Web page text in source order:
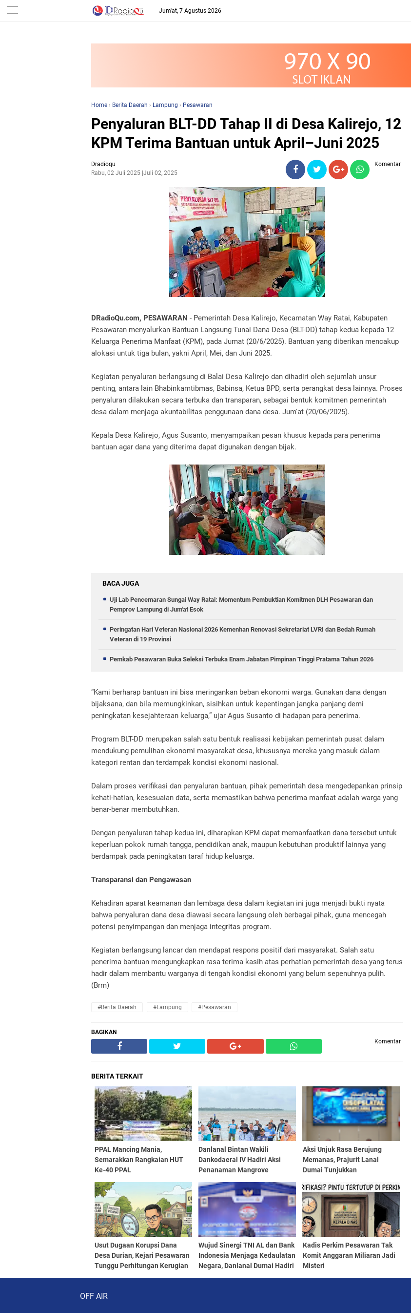
-->
Jum'at, 7 Agustus 2026
Home › Berita Daerah › Lampung › Pesawaran
Penyaluran BLT-DD Tahap II di Desa Kalirejo, 12
KPM Terima Bantuan untuk April–Juni 2025
Dradioqu
Rabu, 02 Juli 2025 Juli 02, 2025
Komentar
DRadioQu.com, PESAWARAN - Pemerintah Desa Kalirejo, Kecamatan Way Ratai, Kabupaten
Pesawaran menyalurkan Bantuan Langsung Tunai Dana Desa (BLT-DD) tahap kedua kepada 12
Keluarga Penerima Manfaat (KPM), pada Jumat (20/6/2025). Bantuan yang diberikan mencakup
alokasi untuk tiga bulan, yakni April, Mei, dan Juni 2025.
Kegiatan penyaluran berlangsung di Balai Desa Kalirejo dan dihadiri oleh sejumlah unsur
penting, antara lain Bhabinkamtibmas, Babinsa, Ketua BPD, serta perangkat desa lainnya. Proses
penyaluran dilakukan secara terbuka dan transparan, sebagai bentuk komitmen pemerintah
desa dalam menjaga akuntabilitas penggunaan dana desa. Jum'at (20/06/2025).
Kepala Desa Kalirejo, Agus Susanto, menyampaikan pesan khusus kepada para penerima
bantuan agar dana yang diterima dapat digunakan dengan bijak.
BACA JUGA
Uji Lab Pencemaran Sungai Way Ratai: Momentum Pembuktian Komitmen DLH Pesawaran dan
Pemprov Lampung di Jum'at Esok
Peringatan Hari Veteran Nasional 2026 Kemenhan Renovasi Sekretariat LVRI dan Bedah Rumah
Veteran di 19 Provinsi
Pemkab Pesawaran Buka Seleksi Terbuka Enam Jabatan Pimpinan Tinggi Pratama Tahun 2026
“Kami berharap bantuan ini bisa meringankan beban ekonomi warga. Gunakan dana dengan
bijaksana, dan bila memungkinkan, sisihkan untuk kepentingan jangka panjang demi
peningkatan kesejahteraan keluarga,” ujar Agus Susanto di hadapan para penerima.
Program BLT-DD merupakan salah satu bentuk realisasi kebijakan pemerintah pusat dalam
mendukung pemulihan ekonomi masyarakat desa, khususnya mereka yang masuk dalam
kategori rentan dan terdampak kondisi ekonomi nasional.
Dalam proses verifikasi dan penyaluran bantuan, pihak pemerintah desa mengedepankan prinsip
kehati-hatian, kesesuaian data, serta memastikan bahwa penerima manfaat adalah warga yang
benar-benar membutuhkan.
Dengan penyaluran tahap kedua ini, diharapkan KPM dapat memanfaatkan dana tersebut untuk
keperluan pokok rumah tangga, pendidikan anak, maupun kebutuhan produktif lainnya yang
berdampak pada peningkatan taraf hidup keluarga.
Transparansi dan Pengawasan
Kehadiran aparat keamanan dan lembaga desa dalam kegiatan ini juga menjadi bukti nyata
bahwa penyaluran dana desa diawasi secara langsung oleh berbagai pihak, guna mencegah
potensi penyimpangan dan menjaga integritas program.
Kegiatan berlangsung lancar dan mendapat respons positif dari masyarakat. Salah satu
penerima bantuan mengungkapkan rasa terima kasih atas perhatian pemerintah desa yang terus
hadir dalam membantu warganya di tengah kondisi ekonomi yang belum sepenuhnya pulih.
(Brm)
#Berita Daerah #Lampung #Pesawaran
BAGIKAN
Komentar
BERITA TERKAIT
PPAL Mancing Mania,
Semarakkan Rangkaian HUT
Ke-40 PPAL
Danlanal Bintan Wakili
Dankodaeral IV Hadiri Aksi
Penanaman Mangrove
Sedunia 2026
Aksi Unjuk Rasa Berujung
Memanas, Prajurit Lanal
Dumai Tunjukkan
Mengendalikan Aksi Massa
Usut Dugaan Korupsi Dana
Desa Durian, Kejari Pesawaran
Tunggu Perhitungan Kerugian
Wujud Sinergi TNI AL dan Bank
Indonesia Menjaga Kedaulatan
Negara, Danlanal Dumai Hadiri
Kadis Perkim Pesawaran Tak
Komit Anggaran Miliaran Jadi
Misteri
OFF AIR